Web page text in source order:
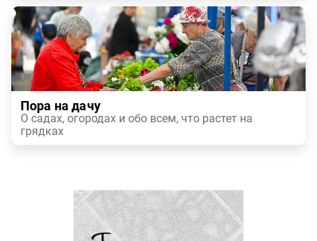
Пора на дачу
О садах, огородах и обо всем, что растет на
грядках